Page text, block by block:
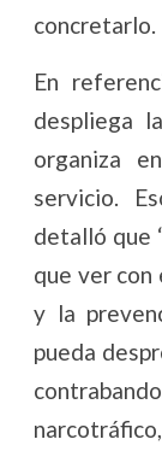
concretarlo.
En
despliega
organiza
servicio.
detalló que
que ver con
y la
pueda